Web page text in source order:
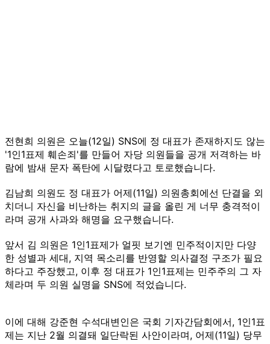
전현희 의원은 오늘(12일) SNS에 정 대표가 존재하지도 않는
'1인1표제 훼손죄'를 만들어 자당 의원들을 공개 저격하는 바
람에 밤새 문자 폭탄에 시달렸다고 토로했습니다.
김남희 의원도 정 대표가 어제(11일) 의원총회에선 단결을 외
치더니 자신을 비난하는 취지의 글을 올린 게 너무 충격적이
라며 공개 사과와 해명을 요구했습니다.
앞서 김 의원은 1인1표제가 얼핏 보기엔 민주적이지만 다양
한 성별과 세대, 지역 목소리를 반영할 의사결정 구조가 필요
하다고 주장했고, 이후 정 대표가 1인1표제는 민주주의 그 자
체라며 두 의원 실명을 SNS에 적었습니다.
이에 대해 강준현 수석대변인은 국회 기자간담회에서, 1인1표
제는 지난 2월 의결돼 일단락된 사안이라며, 어제(11일) 당무